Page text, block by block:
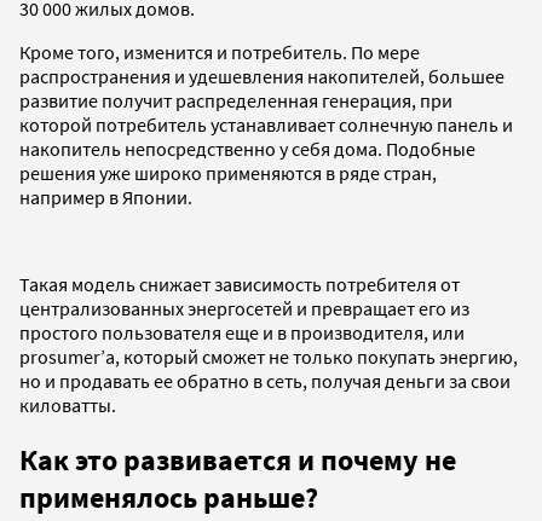
30 000 жилых домов.
Кроме того, изменится и потребитель. По мере
распространения и удешевления накопителей, большее
развитие получит распределенная генерация, при
которой потребитель устанавливает солнечную панель и
накопитель непосредственно у себя дома. Подобные
решения уже широко применяются в ряде стран,
например в Японии.
Такая модель снижает зависимость потребителя от
централизованных энергосетей и превращает его из
простого пользователя еще и в производителя, или
prosumer’а, который сможет не только покупать энергию,
но и продавать ее обратно в сеть, получая деньги за свои
киловатты.
Как это развивается и почему не
применялось раньше?